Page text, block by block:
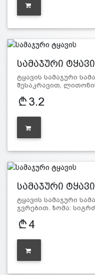
სამაჯური
ტყავის სამაჯური
შესაკრავით,
3.2
სამაჯური
ტყავის სამაჯური
ჯვრებით. ზომა:
4